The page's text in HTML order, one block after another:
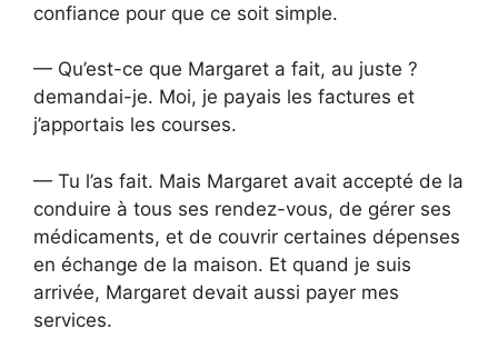
confiance pour que ce soit simple.
— Qu’est-ce que Margaret a fait, au juste ?
demandai-je. Moi, je payais les factures et
j’apportais les courses.
— Tu l’as fait. Mais Margaret avait accepté de la
conduire à tous ses rendez-vous, de gérer ses
médicaments, et de couvrir certaines dépenses
en échange de la maison. Et quand je suis
arrivée, Margaret devait aussi payer mes
services.